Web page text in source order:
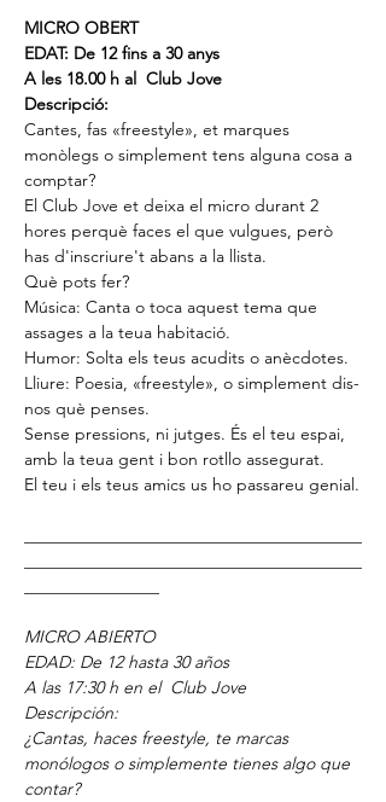
MICRO OBERT
EDAT: De 12 fins a 30 anys
A les 18.00 h al  Club Jove
Descripció:
Cantes, fas «freestyle», et marques
monòlegs o simplement tens alguna cosa a
comptar?
El Club Jove et deixa el micro durant 2
hores perquè faces el que vulgues, però
has d'inscriure't abans a la llista.
Què pots fer?
Música: Canta o toca aquest tema que
assages a la teua habitació.
Humor: Solta els teus acudits o anècdotes.
Lliure: Poesia, «freestyle», o simplement dis-
nos què penses.
Sense pressions, ni jutges. És el teu espai,
amb la teua gent i bon rotllo assegurat.
El teu i els teus amics us ho passareu genial.
MICRO ABIERTO
EDAD: De 12 hasta 30 años
A las 17:30 h en el Club Jove
Descripción:
¿Cantas, haces freestyle, te marcas
monólogos o simplemente tienes algo que
contar?